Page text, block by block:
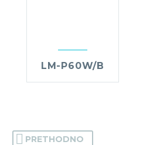
LM-P60W/B
PRETHODNO